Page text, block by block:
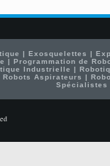
| Exosquelettes |
|Programmation de
Industrielle |
Robots Aspirateurs |
Spécialistes